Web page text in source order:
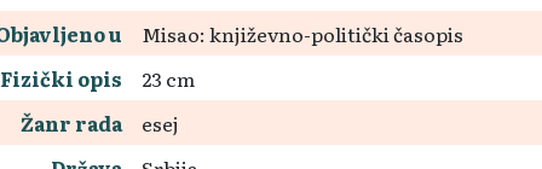
u
Misao: književno-politički časopis
Fizički opis
23 cm
Žanr rada
esej